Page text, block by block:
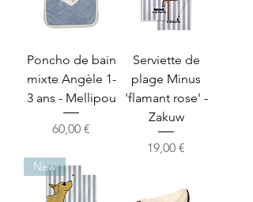
Poncho de bain
mixte Angèle 1-
3 ans - Mellipou
Prix
60,00 €
Serviette de
plage Minus
'flamant rose' -
Zakuw
Prix
19,00 €
New